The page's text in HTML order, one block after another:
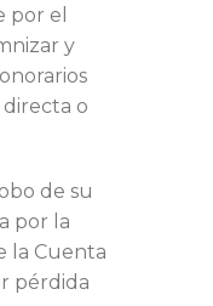
por el
y
o
de su
por la
la Cuenta
pérdida